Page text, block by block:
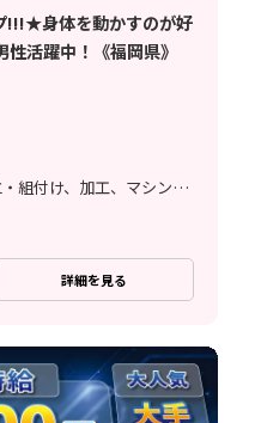
身体を動かすのが好
活躍中！《福岡県》
検査、梱包・仕分け、組立・組付け、加工、マシンオペレーター、立ち作業
詳細を見る